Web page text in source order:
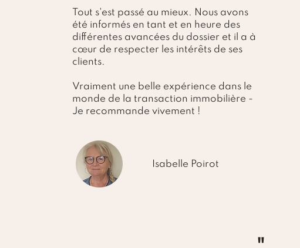
Tout s'est passé au mieux. Nous avons
été informés en tant et en heure des
différentes avancées du dossier et il a à
cœur de respecter les intérêts de ses
clients.
Vraiment une belle expérience dans le
monde de la transaction immobilière -
Je recommande vivement !
Isabelle Poirot